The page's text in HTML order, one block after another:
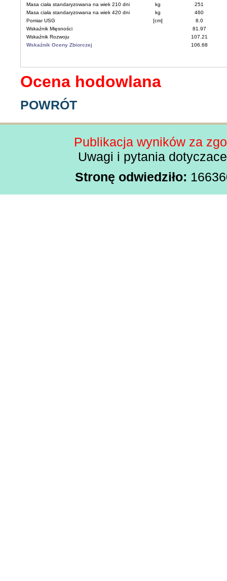
Masa ciała standaryzowana na wiek 210 dni
kg
251
Masa ciała standaryzowana na wiek 420 dni
kg
460
Pomiar USG
[cm]
8.0
Wskaźnik Mięsności
81.97
Wskaźnik Rozwoju
107.21
Wskaźnik Oceny Zbiorczej
106.68
Ocena hodowlana
POWRÓT
Publikacja wyników za
Uwagi i pytania
Stronę odwiedziło: